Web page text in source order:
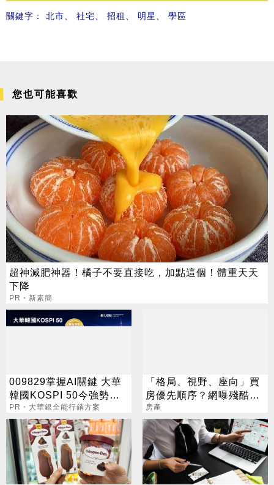
關鍵字： 北市 社宅 招租 明星 學區
您也可能喜歡
超神減肥神器！橘子不要直接吃，加點這個！體重天天
下降
PR・新素簡
009829掌握AI關鍵 大華
韓國KOSPI 50今強勢開
募
PR・大華銀全能行銷方案
「格局、視野、座向」買
房優先順序？網曝殘酷現
實：這點最重要
房產